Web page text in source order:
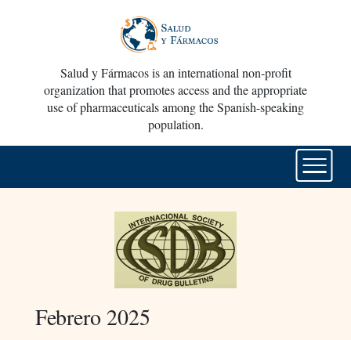
Salud y Fármacos is an international non-profit
organization that promotes access and the appropriate
use of pharmaceuticals among the Spanish-speaking
population.
Febrero 2025